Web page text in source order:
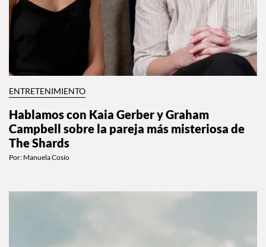
ENTRETENIMIENTO
Hablamos con Kaia Gerber y Graham
Campbell sobre la pareja más misteriosa de
The Shards
Por: Manuela Cosío